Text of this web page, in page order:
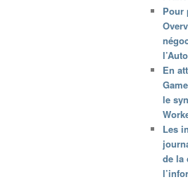
Pour
En
le
Les
de la